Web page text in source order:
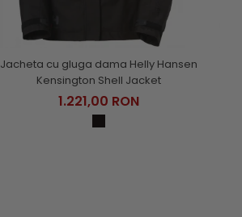
Jacheta cu gluga dama Helly Hansen
Kensington Shell Jacket
1.221,00 RON